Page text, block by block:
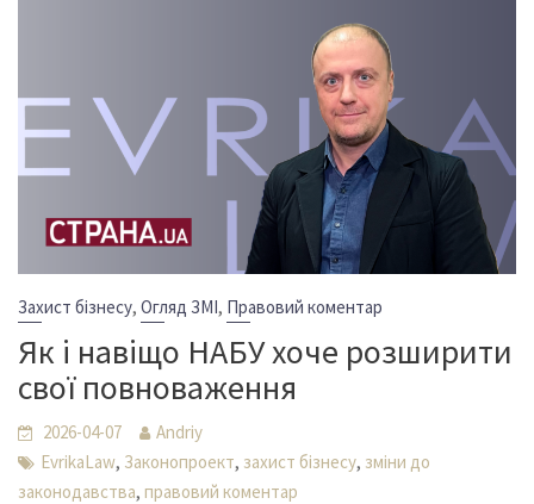
Захист бізнесу,Огляд ЗМІ, Правовий коментар
Як і навіщо НАБУ хоче розширити
свої повноваження
2026-04-07
Andriy
EvrikaLaw, Законопроект, захист бізнесу, зміни до
законодавства,правовий коментар